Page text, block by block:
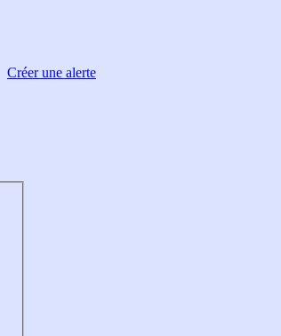
Créer une alerte